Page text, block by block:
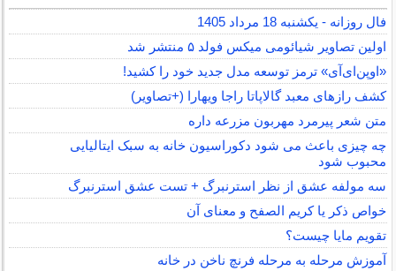
فال روزانه - یکشنبه 18 مرداد 1405
اولین تصاویر شیائومی میکس فولد ۵ منتشر شد
«اوپن‌ای‌آی» ترمز توسعه مدل جدید خود را کشید!
کشف رازهای معبد گالاپاتا راجا ویهارا (+تصاویر)
متن شعر پیرمرد مهربون مزرعه داره
چه چیزی باعث می شود دکوراسیون خانه به سبک ایتالیایی
محبوب شود
سه مولفه عشق از نظر استرنبرگ + تست عشق استرنبرگ
خواص ذکر یا کریم الصفح و معنای آن
تقویم مایا چیست؟
آموزش مرحله به مرحله فرنچ ناخن در خانه